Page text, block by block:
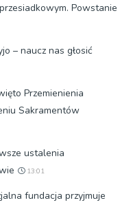
Powstanie
– naucz nas głosić
Przemienienia
Sakramentów
ustalenia
13:01
fundacja przyjmuje